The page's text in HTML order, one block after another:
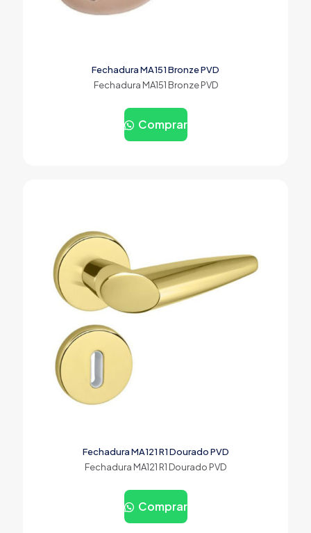
Fechadura MA151 Bronze PVD
Fechadura MA151 Bronze PVD
Comprar
Fechadura MA121 R1 Dourado PVD
Fechadura MA121 R1 Dourado PVD
Comprar